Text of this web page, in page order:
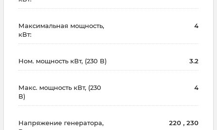
Максимальная мощность,
кВт:
4
Ном. мощность кВт, (230 В) 3.2
Макс. мощность кВт, (230
В)
4
Напряжение генератора,
220 , 230